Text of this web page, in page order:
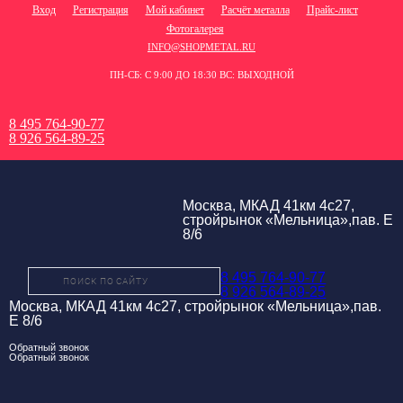
Вход Регистрация Мой кабинет Расчёт металла
Прайс-лист
Фотогалерея
INFO@SHOPMETAL.RU
ПН-СБ: С 9:00 ДО 18:30 ВС: ВЫХОДНОЙ
8 495 764-90-77
8 926 564-89-25
Москва, МКАД 41км 4с27,
стройрынок «Мельница»,пав. Е
8/6
8 495 764-90-77
8 926 564-89-25
Москва, МКАД 41км 4с27, стройрынок «Мельница»,пав.
Е 8/6
Обратный звонок
Обратный звонок